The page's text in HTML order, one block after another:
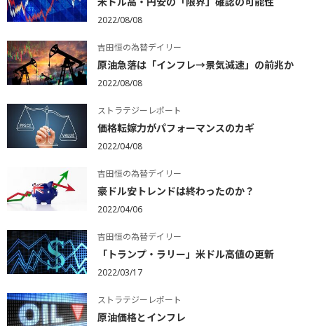
2022/08/08
吉田恒の為替デイリー
原油急落は「インフレ→景気減速」の前兆か
2022/08/08
ストラテジーレポート
価格転嫁力がパフォーマンスのカギ
2022/04/08
吉田恒の為替デイリー
豪ドル安トレンドは終わったのか？
2022/04/06
吉田恒の為替デイリー
「トランプ・ラリー」米ドル高値の更新
2022/03/17
ストラテジーレポート
原油価格とインフレ